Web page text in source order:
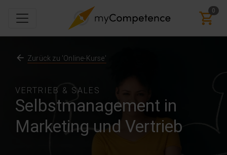
0
VERTRIEB & SALES
Selbstmanagement in
Marketing und Vertrieb
Zurück zu 'Online-Kurse'